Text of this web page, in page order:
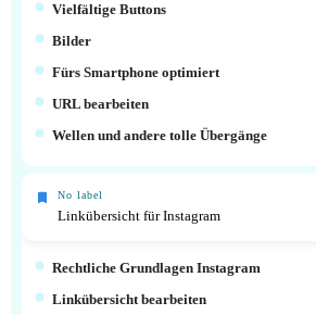
Vielfältige Buttons
Bilder
Fürs Smartphone optimiert
URL bearbeiten
Wellen und andere tolle Übergänge
No label
Linkübersicht für Instagram
Rechtliche Grundlagen Instagram
Linkübersicht bearbeiten